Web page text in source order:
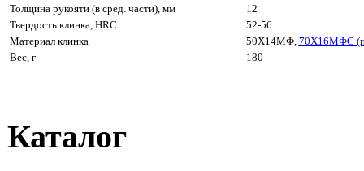
Толщина рукояти (в сред. части), мм
12
Твердость клинка, HRC
52-56
Материал клинка
50Х14МФ, 70Х16МФС
Вес, г
180
Каталог